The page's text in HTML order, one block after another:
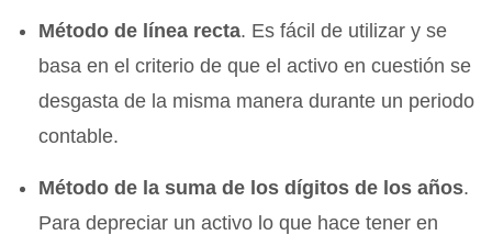
Método de línea recta. Es fácil de utilizar y se
basa en el criterio de que el activo en cuestión se
desgasta de la misma manera durante un periodo
contable.
Método de la suma de los dígitos de los años.
Para depreciar un activo lo que hace tener en